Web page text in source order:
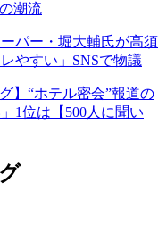
潮流
パー・堀大輔氏が高須
やすい」SNSで物議
】“ホテル密会”報道の
1位は【500人に聞い